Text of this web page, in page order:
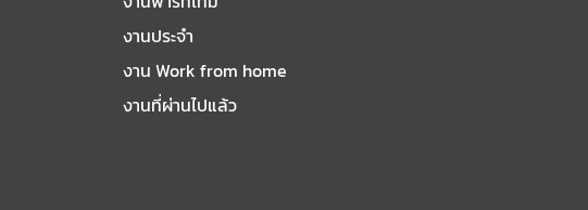
งานประจำ
งาน Work from home
งานที่ผ่านไปแล้ว